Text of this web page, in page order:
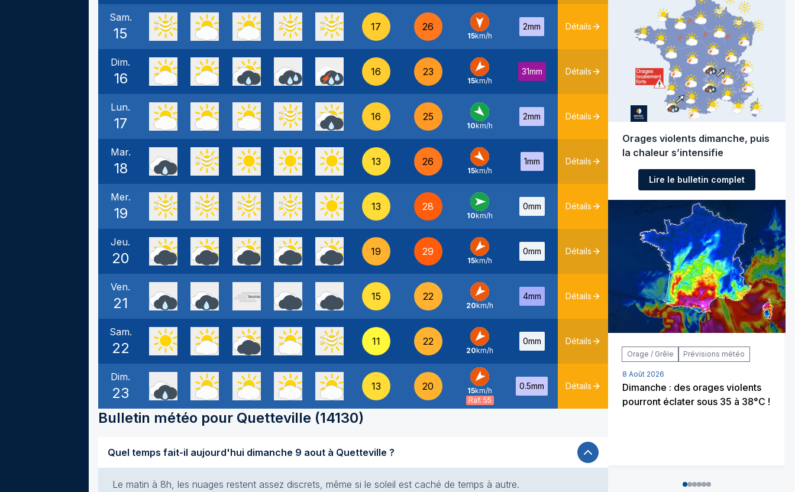
Sam.
15 17 26
N -
15km/h
2mm Détails
Dim.
16 16 23
NE -
15km/h
31mm Détails
Lun.
17 16 25
NO -
10km/h
2mm Détails
Mar.
18 13 26
NO
15km/h
1mm Détails
Mer.
19 13 28
O -
10km/h
0mm Détails
Jeu.
20 19 29
NE -
15km/h
0mm Détails
Ven.
21 15 22
NE -
20km/h
4mm Détails
Sam.
22 11 22
NE -
20km/h
0mm Détails
Dim.
23 13 20
NE -
15km/h
Raf. 55
0.5mm Détails
Bulletin météo pour Quetteville (14130)
Quel temps fait-il aujourd'hui dimanche 9 aout à Quetteville ?
Le matin à 8h, les nuages restent assez discrets, même si le soleil est caché de temps à autre.
Orages violents dimanche, puis
la chaleur s’intensifie
Lire le bulletin complet
Orage / Grêle Prévisions météo
8 Août 2026
Dimanche : des orages violents
pourront éclater sous 35 à 38°C !